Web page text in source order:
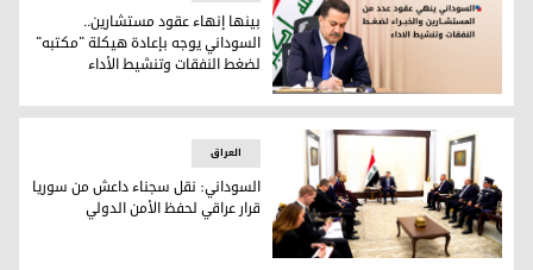
بينها إنهاء عقود مستشارين.. السوداني يوجه بإعادة هيكلة
بينها إنهاء عقود مستشارين..
السوداني يوجه بإعادة هيكلة "مكتبه"
لضغط النفقات وتنشيط الأداء
العراق
السوداني: نقل سجناء داعش من سوريا
قرار عراقي لحفظ الأمن الدولي